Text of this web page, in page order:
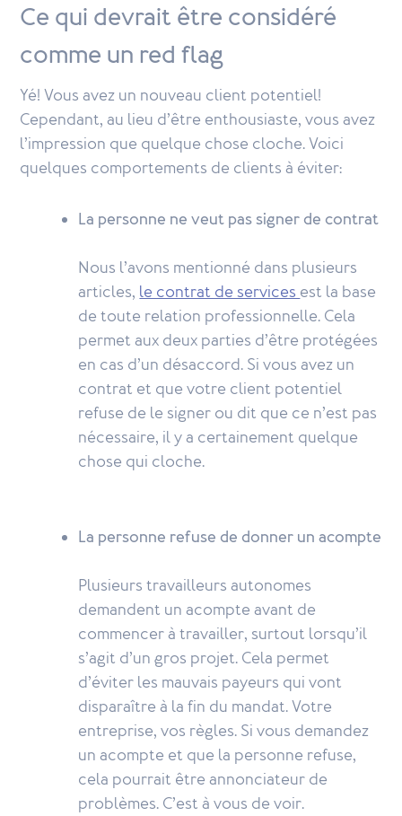
Ce qui devrait être considéré
comme un red flag
Yé! Vous avez un nouveau client potentiel!
Cependant, au lieu d’être enthousiaste, vous avez
l’impression que quelque chose cloche. Voici
quelques comportements de clients à éviter:
La personne ne veut pas signer de contrat
Nous l’avons mentionné dans plusieurs
articles,le contrat de servicesest la base
de toute relation professionnelle. Cela
permet aux deux parties d’être protégées
en cas d’un désaccord. Si vous avez un
contrat et que votre client potentiel
refuse de le signer ou dit que ce n’est pas
nécessaire, il y a certainement quelque
chose qui cloche.
La personne refuse de donner un acompte
Plusieurs travailleurs autonomes
demandent un acompte avant de
commencer à travailler, surtout lorsqu’il
s’agit d’un gros projet. Cela permet
d’éviter les mauvais payeurs qui vont
disparaître à la fin du mandat. Votre
entreprise, vos règles. Si vous demandez
un acompte et que la personne refuse,
cela pourrait être annonciateur de
problèmes. C’est à vous de voir.